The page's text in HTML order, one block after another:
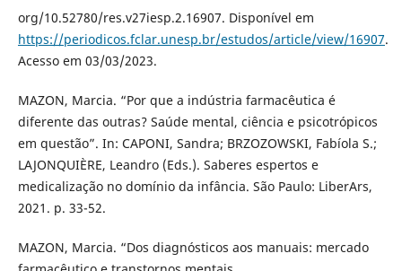
org/10.52780/res.v27iesp.2.16907. Disponível em
https://periodicos.fclar.unesp.br/estudos/article/view/16907.
Acesso em 03/03/2023.
MAZON, Marcia. “Por que a indústria farmacêutica é
diferente das outras? Saúde mental, ciência e psicotrópicos
em questão”. In: CAPONI, Sandra; BRZOZOWSKI, Fabíola S.;
LAJONQUIÈRE, Leandro (Eds.). Saberes espertos e
medicalização no domínio da infância. São Paulo: LiberArs,
2021. p. 33-52.
MAZON, Marcia. “Dos diagnósticos aos manuais: mercado